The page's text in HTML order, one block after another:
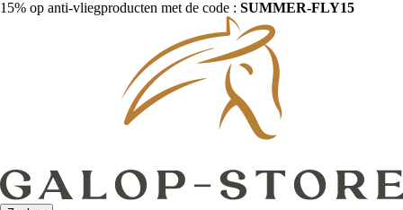
15% op anti-vliegproducten met de code : SUMMER-FLY15